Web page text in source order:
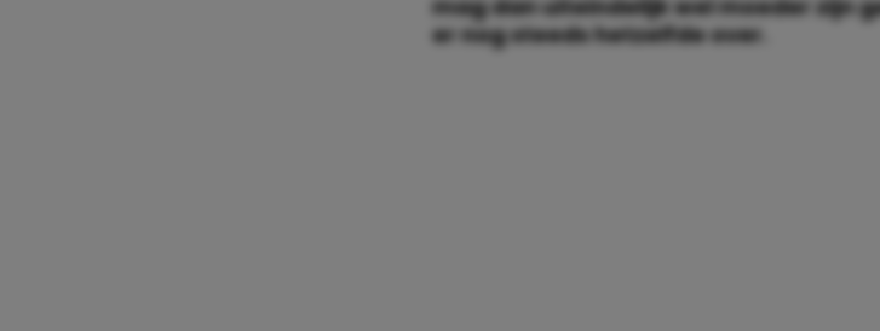
mag dan uiteindelijk wel moeder zijn
er nog steeds hetzelfde over.